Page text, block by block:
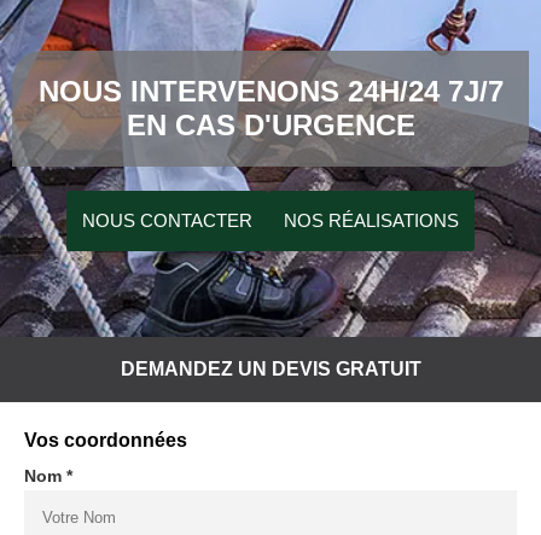
NOUS INTERVENONS 24H/24 7J/7
EN CAS D'URGENCE
NOUS CONTACTER NOS RÉALISATIONS
DEMANDEZ UN DEVIS GRATUIT
Vos coordonnées
Nom *